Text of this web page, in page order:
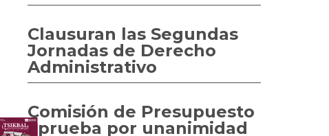
Clausuran las Segundas
Jornadas de Derecho
Administrativo
Comisión de Presupuesto
aprueba por unanimidad